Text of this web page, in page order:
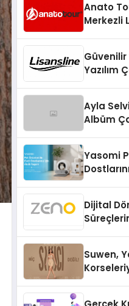
Anato
Merkezli
Güvenilir
Yazılım
Ayla
Albüm
Yasomi
Dijital
Suwen,